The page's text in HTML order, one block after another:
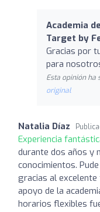
Academia
Target by
Gracias por
para
Esta opinión ha
original
Natalia Díaz
Experiencia
durante dos años y
conocimientos.
gracias al
apoyo de la
horarios flexibles